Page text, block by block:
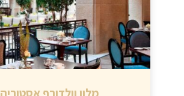
מלון וולדורף אסטוריה